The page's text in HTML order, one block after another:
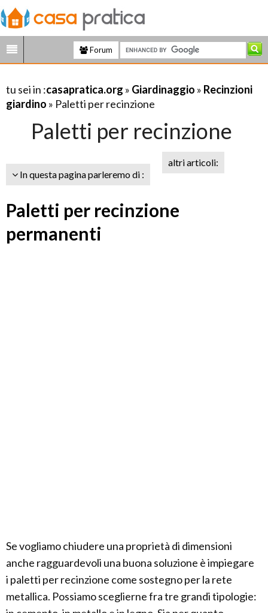
Forum
tu sei in :casapratica.org » Giardinaggio » Recinzioni
giardino » Paletti per recinzione
Paletti per recinzione
In questa pagina parleremo di :
altri articoli:
Paletti per recinzione
permanenti
Se vogliamo chiudere una proprietà di dimensioni
anche ragguardevoli una buona soluzione è impiegare
i paletti per recinzione come sostegno per la rete
metallica. Possiamo sceglierne fra tre grandi tipologie: